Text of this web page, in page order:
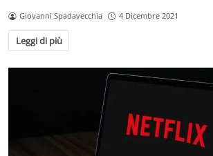
Giovanni Spadavecchia 4 Dicembre 2021
Leggi di più